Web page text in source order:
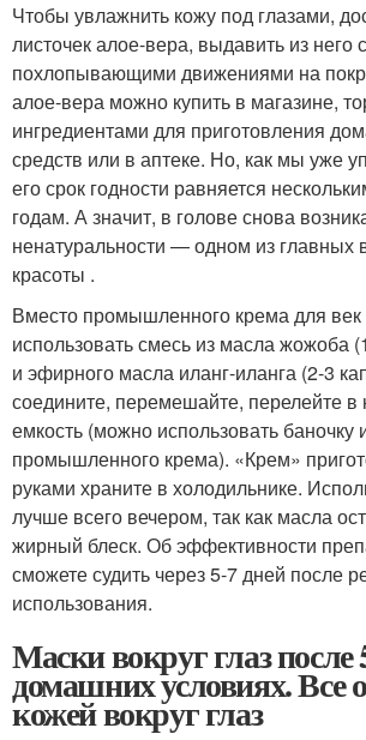
Чтобы увлажнить кожу под глазами,
листочек алое-вера, выдавить из него
похлопывающими движениями на
алое-вера можно купить в магазине,
ингредиентами для приготовления
средств или в аптеке. Но, как мы уже
его срок годности равняется
годам. А значит, в голове снова
ненатуральности — одном из главных
красоты .
Вместо промышленного крема для
использовать смесь из масла жожоба
и эфирного масла иланг-иланга (2-3
соедините, перемешайте, перелейте
емкость (можно использовать баночку
промышленного крема). «Крем»
руками храните в холодильнике.
лучше всего вечером, так как масла
жирный блеск. Об эффективности
сможете судить через 5-7 дней после
использования.
Маски вокруг глаз после
домашних условиях. Все
кожей вокруг глаз